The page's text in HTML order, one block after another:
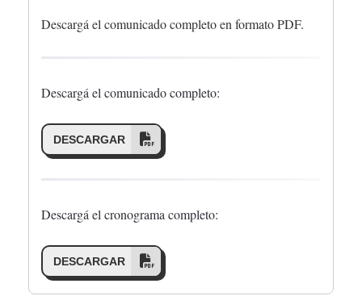
Descargá el comunicado completo en formato PDF.
Descargá el comunicado completo:
DESCARGAR
Descargá el cronograma completo:
DESCARGAR